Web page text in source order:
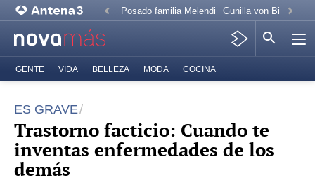
Posado familia Melendi Gunilla von Bismarck
GENTE VIDA BELLEZA MODA COCINA
ES GRAVE
Trastorno facticio: Cuando te
inventas enfermedades de los
demás